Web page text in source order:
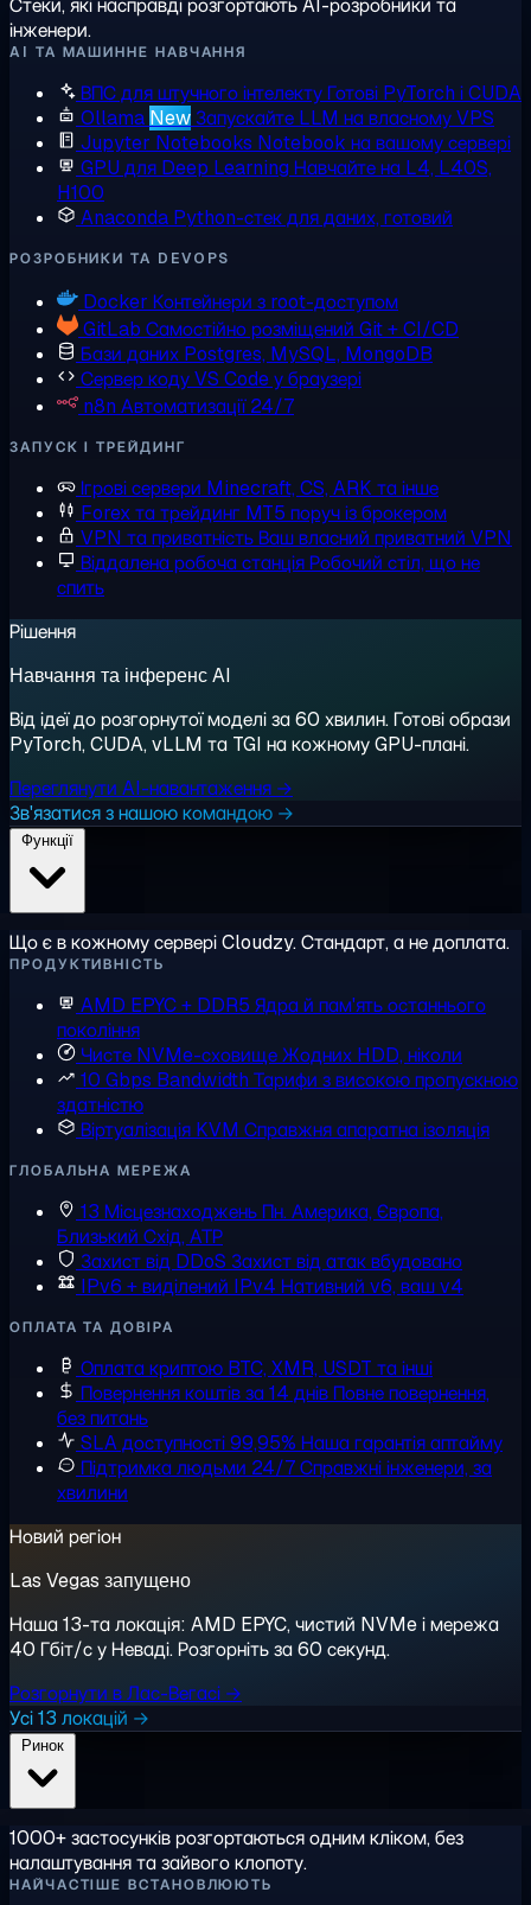
Стеки, які насправді розгортають AI-розробники та
інженери.
AI ТА МАШИННЕ НАВЧАННЯ
ВПС для штучного інтелектуГотові PyTorch і CUDA
Ollama NewЗапускайте LLM на власному VPS
Jupyter Notebooks Notebook на вашому сервері
GPU для Deep Learning Навчайте на L4, L40S,
H100
Anaconda Python-стек для даних, готовий
РОЗРОБНИКИ ТА DEVOPS
Docker Контейнери з root-доступом
GitLab Самостійно розміщений Git + CI/CD
Бази даних Postgres, MySQL, MongoDB
Сервер кодуVS Code у браузері
n8n Автоматизації 24/7
ЗАПУСК І ТРЕЙДИНГ
Ігрові сервери Minecraft, CS, ARK та інше
Forex та трейдинг MT5 поруч із брокером
VPN та приватністьВаш власний приватний VPN
Віддалена робоча станціяРобочий стіл, що не
спить
Рішення
Навчання та інференс AI
Від ідеї до розгорнутої моделі за 60 хвилин. Готові образи
PyTorch, CUDA, vLLM та TGI на кожному GPU-плані.
Переглянути AI-навантаження →
Зв'язатися з нашою командою →
Що є в кожному сервері Cloudzy. Стандарт, а не доплата.
ПРОДУКТИВНІСТЬ
AMD EPYC + DDR5 Ядра й пам'ять останнього
покоління
Чисте NVMe-сховищеЖодних HDD, ніколи
10 Gbps Bandwidth Тарифи з високою пропускною
здатністю
Віртуалізація KVM Справжня апаратна ізоляція
ГЛОБАЛЬНА МЕРЕЖА
13 Місцезнаходжень Пн. Америка, Європа,
Близький Схід, АТР
Захист від DDoS Захист від атак вбудовано
IPv6 + виділений IPv4 Нативний v6, ваш v4
ОПЛАТА ТА ДОВІРА
Оплата криптою BTC, XMR, USDT та інші
Повернення коштів за 14 днів Повне повернення,
без питань
SLA доступності 99,95% Наша гарантія аптайму
Підтримка людьми 24/7Справжні інженери, за
хвилини
Новий регіон
Las Vegas запущено
Наша 13-та локація: AMD EPYC, чистий NVMe і мережа
40 Гбіт/с у Неваді. Розгорніть за 60 секунд.
Розгорнути в Лас-Вегасі →
Усі 13 локацій →
1000+ застосунків розгортаються одним кліком, без
налаштування та зайвого клопоту.
НАЙЧАСТІШЕ ВСТАНОВЛЮЮТЬ